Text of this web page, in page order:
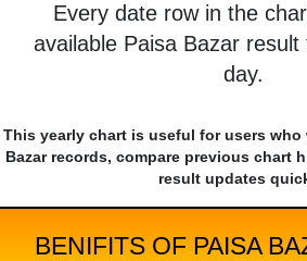
Every date row in the
available Paisa Bazar
day.
This yearly chart is useful for users
Bazar records, compare previous chart
result updates
BENIFITS OF PAISA